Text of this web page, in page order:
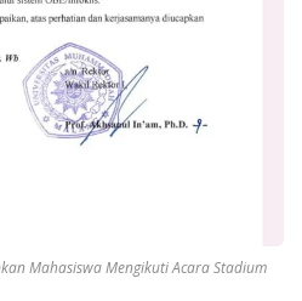
Mahasiswa Mengikuti Acara Stadium